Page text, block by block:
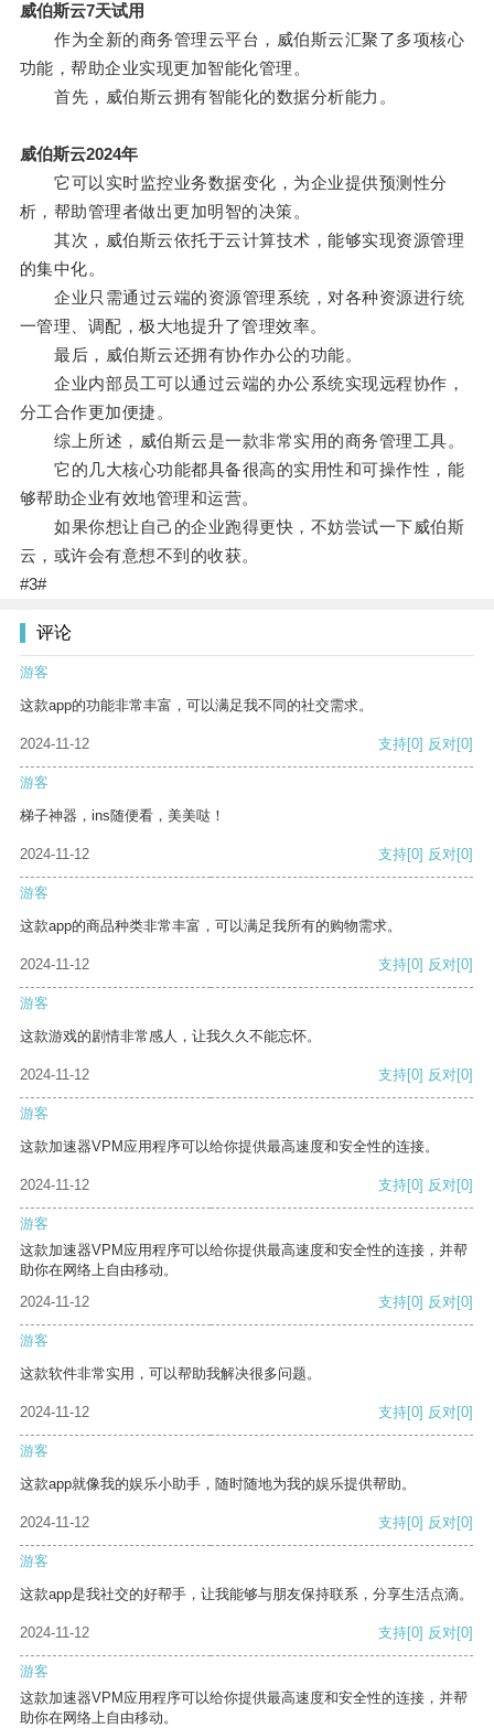
威伯斯云7天试用
作为全新的商务管理云平台，威伯斯云汇聚了多项核心
功能，帮助企业实现更加智能化管理。
首先，威伯斯云拥有智能化的数据分析能力。
威伯斯云2024年
它可以实时监控业务数据变化，为企业提供预测性分
析，帮助管理者做出更加明智的决策。
其次，威伯斯云依托于云计算技术，能够实现资源管理
的集中化。
企业只需通过云端的资源管理系统，对各种资源进行统
一管理、调配，极大地提升了管理效率。
最后，威伯斯云还拥有协作办公的功能。
企业内部员工可以通过云端的办公系统实现远程协作，
分工合作更加便捷。
综上所述，威伯斯云是一款非常实用的商务管理工具。
它的几大核心功能都具备很高的实用性和可操作性，能
够帮助企业有效地管理和运营。
如果你想让自己的企业跑得更快，不妨尝试一下威伯斯
云，或许会有意想不到的收获。
#3#
评论
游客
这款app的功能非常丰富，可以满足我不同的社交需求。
2024-11-12 支持[0] 反对[0]
游客
梯子神器，ins随便看，美美哒！
2024-11-12 支持[0] 反对[0]
游客
这款app的商品种类非常丰富，可以满足我所有的购物需求。
2024-11-12 支持[0] 反对[0]
游客
这款游戏的剧情非常感人，让我久久不能忘怀。
2024-11-12 支持[0] 反对[0]
游客
这款加速器VPM应用程序可以给你提供最高速度和安全性的连接。
2024-11-12 支持[0] 反对[0]
游客
这款加速器VPM应用程序可以给你提供最高速度和安全性的连接，并帮
助你在网络上自由移动。
2024-11-12
支持[0] 反对[0]
游客
这款软件非常实用，可以帮助我解决很多问题。
2024-11-12 支持[0] 反对[0]
游客
这款app就像我的娱乐小助手，随时随地为我的娱乐提供帮助。
2024-11-12 支持[0] 反对[0]
游客
这款app是我社交的好帮手，让我能够与朋友保持联系，分享生活点滴。
2024-11-12 支持[0] 反对[0]
游客
这款加速器VPM应用程序可以给你提供最高速度和安全性的连接，并帮
助你在网络上自由移动。